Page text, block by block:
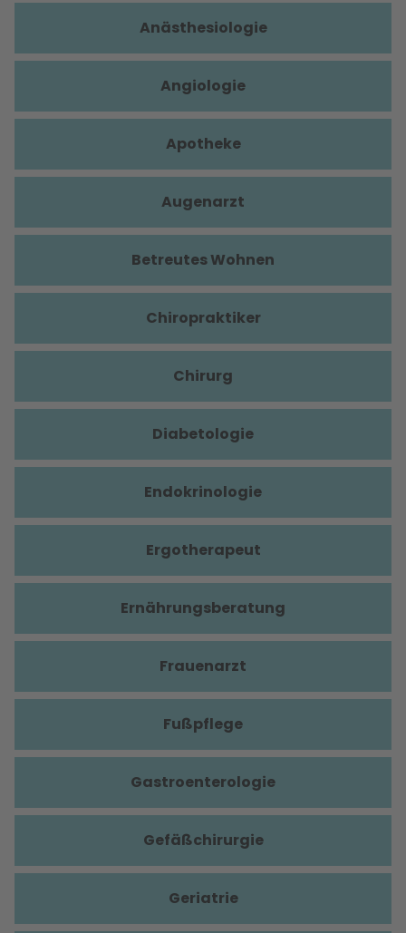
Anästhesiologie
Angiologie
Apotheke
Augenarzt
Betreutes Wohnen
Chiropraktiker
Chirurg
Diabetologie
Endokrinologie
Ergotherapeut
Ernährungsberatung
Frauenarzt
Fußpflege
Gastroenterologie
Gefäßchirurgie
Geriatrie